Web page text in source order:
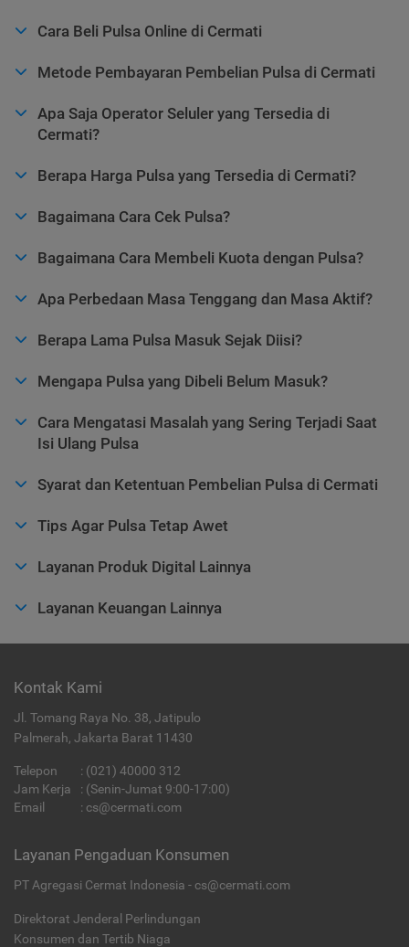
Cara Beli Pulsa Online di Cermati
Metode Pembayaran Pembelian Pulsa di Cermati
Apa Saja Operator Seluler yang Tersedia di
Cermati?
Berapa Harga Pulsa yang Tersedia di Cermati?
Bagaimana Cara Cek Pulsa?
Bagaimana Cara Membeli Kuota dengan Pulsa?
Apa Perbedaan Masa Tenggang dan Masa Aktif?
Berapa Lama Pulsa Masuk Sejak Diisi?
Mengapa Pulsa yang Dibeli Belum Masuk?
Cara Mengatasi Masalah yang Sering Terjadi Saat
Isi Ulang Pulsa
Syarat dan Ketentuan Pembelian Pulsa di Cermati
Tips Agar Pulsa Tetap Awet
Layanan Produk Digital Lainnya
Layanan Keuangan Lainnya
Kontak Kami
Jl. Tomang Raya No. 38, Jatipulo
Palmerah, Jakarta Barat 11430
Telepon : (021) 40000 312
Jam Kerja
: (Senin-Jumat 9:00-17:00)
Email
: cs@cermati.com
Layanan Pengaduan Konsumen
PT Agregasi Cermat Indonesia - cs@cermati.com
Direktorat Jenderal Perlindungan
Konsumen dan Tertib Niaga